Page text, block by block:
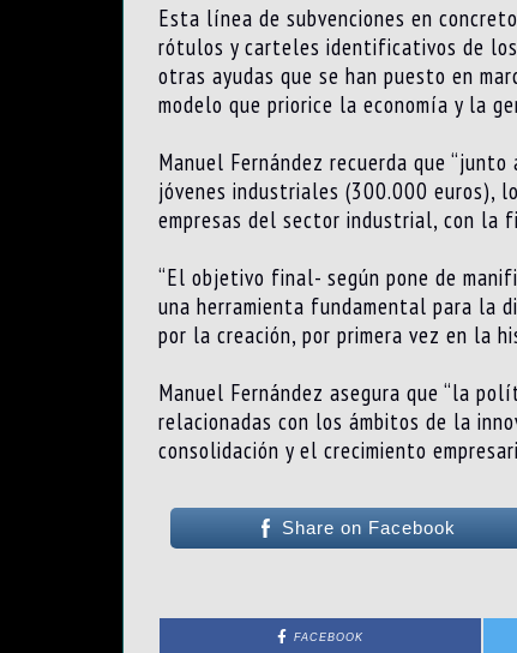
Esta línea de subvenciones en
rótulos y carteles identificativos de
otras ayudas que se han puesto en
modelo que priorice la economía y la
Manuel Fernández recuerda que
jóvenes industriales (300.000 euros),
empresas del sector industrial, con la
“El objetivo final- según pone de
una herramienta fundamental para la
por la creación, por primera vez en la
Manuel Fernández asegura que “la
relacionadas con los ámbitos de la
consolidación y el crecimiento
Share on Facebook
FACEBOOK